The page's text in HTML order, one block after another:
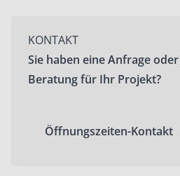
KONTAKT
Sie haben eine Anfrage
Beratung für Ihr Projekt?
Öffnungszeiten-Kontakt